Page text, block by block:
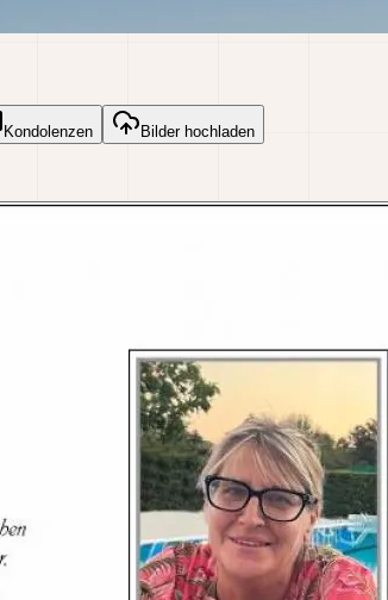
Kondolenzen Bilder hochladen